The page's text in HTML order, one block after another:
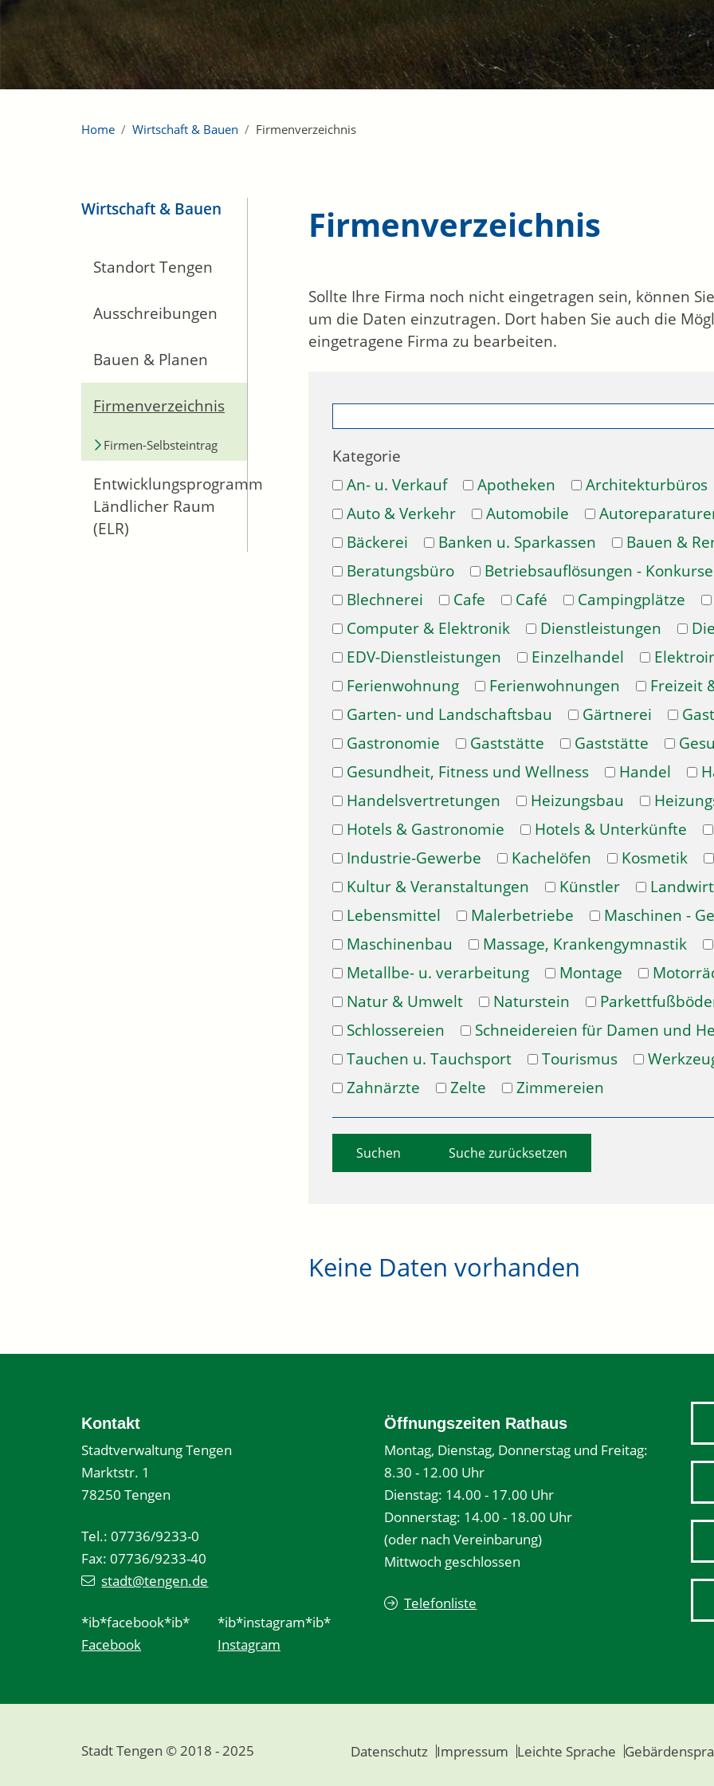
Home Wirtschaft & Bauen Firmenverzeichnis
Wirtschaft & Bauen
Standort Tengen
Ausschreibungen
Bauen & Planen
Firmenverzeichnis
Firmen-Selbsteintrag
Entwicklungsprogramm
Ländlicher Raum
(ELR)
Firmenverzeichnis
Sollte Ihre Firma noch nicht eingetragen sein, können
um die Daten einzutragen. Dort haben Sie auch die
eingetragene Firma zu bearbeiten.
Kategorie
An- u. Verkauf
Apotheken Architekturbüros
Auto & Verkehr
Automobile
Bäckerei
Banken u. Sparkassen Bauen &
Beratungsbüro
Betriebsauflösungen - Konkurse
Blechnerei
Cafe Café Campingplätze
Computer & Elektronik
Dienstleistungen
EDV-Dienstleistungen
Einzelhandel
Ferienwohnung
Ferienwohnungen Freizeit
Garten- und Landschaftsbau
Gärtnerei
Gastronomie
Gaststätte Gaststätte
Gesundheit, Fitness und Wellness
Handel
Handelsvertretungen
Heizungsbau
Hotels & Gastronomie
Hotels & Unterkünfte
Industrie-Gewerbe
Kachelöfen Kosmetik
Kultur & Veranstaltungen
Künstler
Lebensmittel
Malerbetriebe
Maschinen -
Maschinenbau
Massage, Krankengymnastik
Metallbe- u. verarbeitung
Montage
Natur & Umwelt
Naturstein
Schlossereien
Schneidereien für Damen und
Tauchen u. Tauchsport
Tourismus
Zahnärzte
Zelte Zimmereien
Suche zurücksetzen
Keine Daten vorhanden
Kontakt
Stadtverwaltung Tengen
Marktstr. 1
78250 Tengen
Tel.: 07736/9233-0
Fax: 07736/9233-40
stadt@tengen.de
*ib*facebook*ib*
Facebook
*ib*instagram*ib*
Instagram
Öffnungszeiten Rathaus
Montag, Dienstag, Donnerstag und Freitag:
8.30 - 12.00 Uhr
Dienstag: 14.00 - 17.00 Uhr
Donnerstag: 14.00 - 18.00 Uhr
(oder nach Vereinbarung)
Mittwoch geschlossen
Telefonliste
Stadt Tengen © 2018 - 2025 Datenschutz Impressum Leichte Sprache